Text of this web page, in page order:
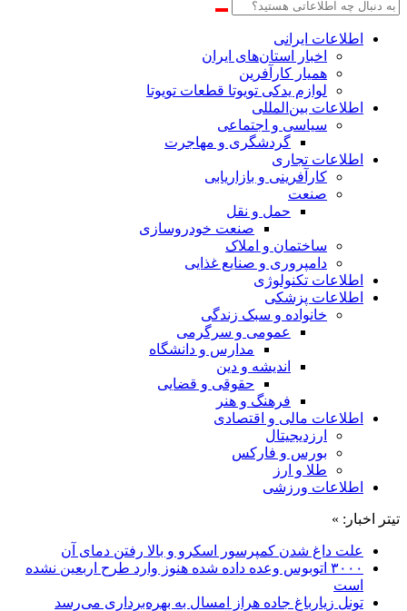
اطلاعات‌ ‎ایرانی
اخبار استان‌های ایران
همیار کارآفرین
لوازم یدکی تویوتا قطعات تویوتا
اطلاعات بین‌المللی
سیاسی و اجتماعی
گردشگری و مهاجرت
اطلاعات تجاری
کارآفرینی و بازاریابی
صنعت
حمل و نقل
صنعت خودروسازی
ساختمان و املاک
دامپروری و صنایع غذایی
اطلاعات تکنولوژی
اطلاعات پزشکی
خانواده و سبک زندگی
عمومی و سرگرمی
مدارس و دانشگاه
اندیشه و دین
حقوقی و قضایی
فرهنگ و هنر
اطلاعات مالی و اقتصادی
ارزدیجیتال
بورس و فارکس
طلا و ارز
اطلاعات ورزشی
تیتر اخبار: »
علت داغ شدن کمپرسور اسکرو و بالا رفتن دمای آن
۳۰۰۰ اتوبوس وعده داده شده هنوز وارد طرح اربعین نشده
است
تونل زیارباغ جاده هراز امسال به بهره‌برداری می‌رسد